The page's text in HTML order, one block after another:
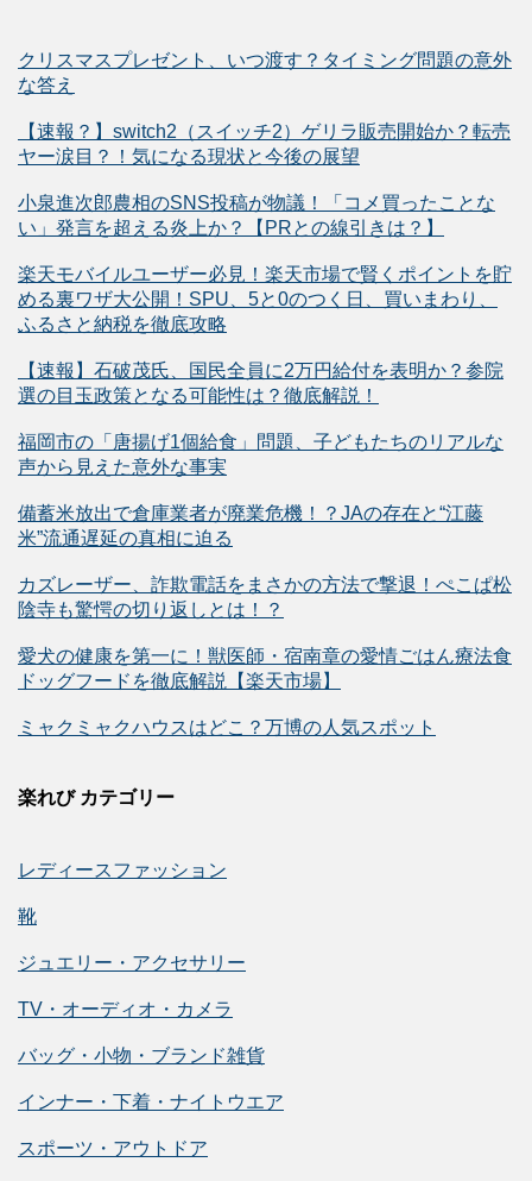
クリスマスプレゼント、いつ渡す？タイミング問題の意外
な答え
【速報？】switch2（スイッチ2）ゲリラ販売開始か？転売
ヤー涙目？！気になる現状と今後の展望
小泉進次郎農相のSNS投稿が物議！「コメ買ったことな
い」発言を超える炎上か？【PRとの線引きは？】
楽天モバイルユーザー必見！楽天市場で賢くポイントを貯
める裏ワザ大公開！SPU、5と0のつく日、買いまわり、
ふるさと納税を徹底攻略
【速報】石破茂氏、国民全員に2万円給付を表明か？参院
選の目玉政策となる可能性は？徹底解説！
福岡市の「唐揚げ1個給食」問題、子どもたちのリアルな
声から見えた意外な事実
備蓄米放出で倉庫業者が廃業危機！？JAの存在と“江藤
米”流通遅延の真相に迫る
カズレーザー、詐欺電話をまさかの方法で撃退！ぺこぱ松
陰寺も驚愕の切り返しとは！？
愛犬の健康を第一に！獣医師・宿南章の愛情ごはん療法食
ドッグフードを徹底解説【楽天市場】
ミャクミャクハウスはどこ？万博の人気スポット
楽れび カテゴリー
レディースファッション
靴
ジュエリー・アクセサリー
TV・オーディオ・カメラ
バッグ・小物・ブランド雑貨
インナー・下着・ナイトウエア
スポーツ・アウトドア